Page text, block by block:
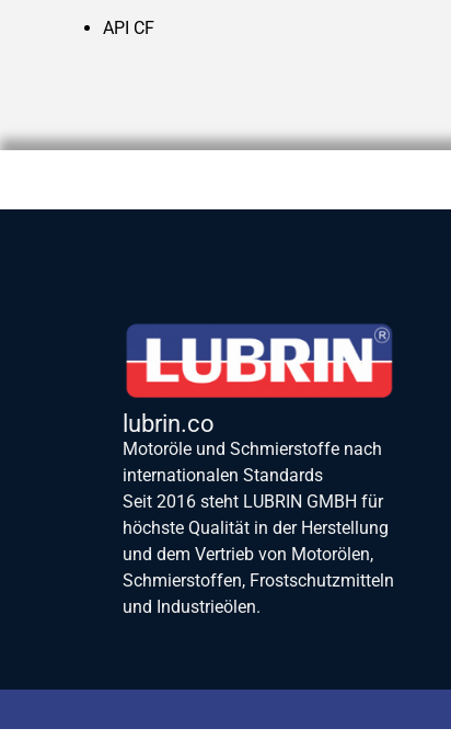
API CF
lubrin.co
Motoröle und Schmierstoffe nach
internationalen Standards
Seit 2016 steht LUBRIN GMBH für
höchste Qualität in der Herstellung
und dem Vertrieb von Motorölen,
Schmierstoffen, Frostschutzmitteln
und Industrieölen.